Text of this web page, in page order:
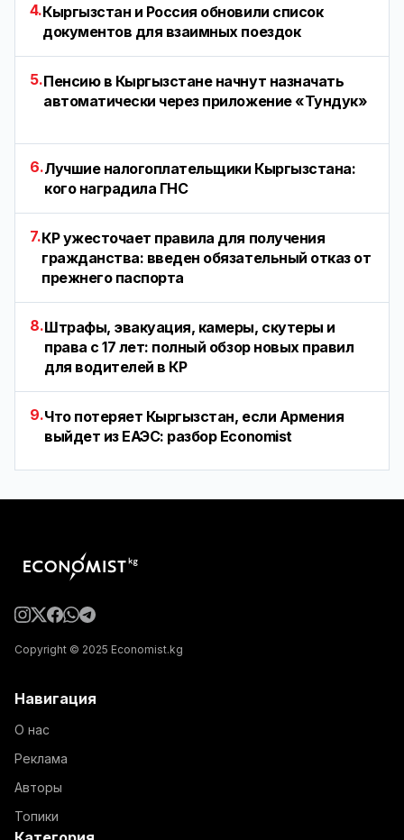
4.Кыргызстан и Россия обновили список
документов для взаимных поездок
5.Пенсию в Кыргызстане начнут назначать
автоматически через приложение «Тундук»
6.Лучшие налогоплательщики Кыргызстана:
кого наградила ГНС
7.КР ужесточает правила для получения
гражданства: введен обязательный отказ от
прежнего паспорта
8.Штрафы, эвакуация, камеры, скутеры и
права с 17 лет: полный обзор новых правил
для водителей в КР
9.Что потеряет Кыргызстан, если Армения
выйдет из ЕАЭС: разбор Economist
Copyright © 2025 Economist.kg
Навигация
О нас
Реклама
Авторы
Топики